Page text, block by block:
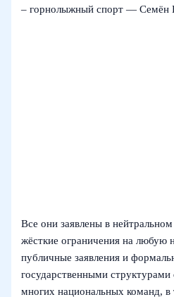
– горнолыжный спорт —
Все они заявлены в нейтральном
жёсткие ограничения на любую
публичные заявления и
государственными
многих национальных команд, в